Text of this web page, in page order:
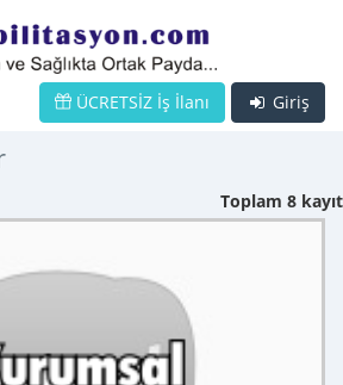
Giriş
ÜCRETSİZ İş İlanı
Toplam 8 kayıt